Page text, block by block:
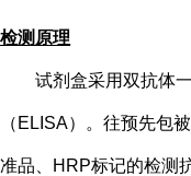
检测原理
试剂盒采用双抗体
（ ELISA）。往预先包
准品、HRP标记的检测